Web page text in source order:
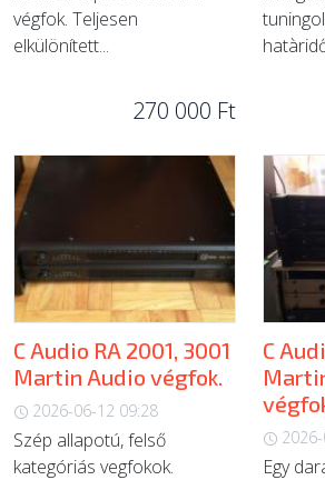
végfok. Teljesen
elkülönített...
270 000 Ft
C Audio RA 2001, 3001
Martin Audio végfok.
2026-06-12 09:28
Szép allapotú, felső
kategóriás vegfokok.
C
Egy